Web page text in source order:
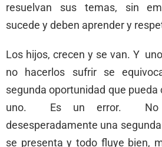
resuelvan sus temas, sin
sucede y deben aprender y
Los hijos, crecen y se van. Y
no hacerlos sufrir se
segunda oportunidad que
uno. Es un error. No
desesperadamente una
se presenta y todo fluye bien,